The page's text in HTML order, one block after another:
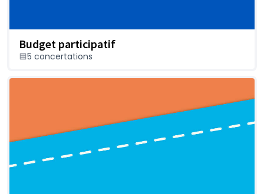
Budget participatif
5 concertations